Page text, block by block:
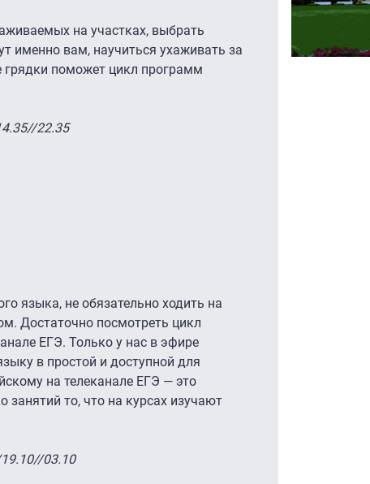
на участках, выбрать
именно вам, научиться ухаживать за
грядки поможет цикл программ
22.35
языка, не обязательно ходить на
Достаточно посмотреть цикл
ЕГЭ. Только у нас в эфире
в простой и доступной для
на телеканале ЕГЭ — это
занятий то, что на курсах изучают
03.10